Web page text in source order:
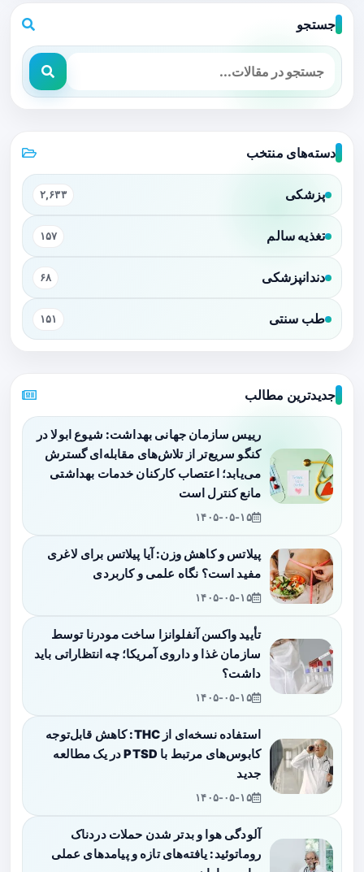
جستجو
دسته‌های منتخب
پزشکی ۲,۶۳۳
تغذیه سالم ۱۵۷
دندانپزشکی ۶۸
طب سنتی ۱۵۱
جدیدترین مطالب
رییس سازمان جهانی بهداشت: شیوع ابولا در
کنگو سریع‌تر از تلاش‌های مقابله‌ای گسترش
می‌یابد؛ اعتصاب کارکنان خدمات بهداشتی
مانع کنترل است
۱۴۰۵-۰۵-۱۵
پیلاتس و کاهش وزن: آیا پیلاتس برای لاغری
مفید است؟ نگاه علمی و کاربردی
۱۴۰۵-۰۵-۱۵
تأیید واکسن آنفلوانزا ساخت مودرنا توسط
سازمان غذا و داروی آمریکا؛ چه انتظاراتی باید
داشت؟
۱۴۰۵-۰۵-۱۵
استفاده نسخه‌ای از THC: کاهش قابل‌توجه
کابوس‌های مرتبط با PTSD در یک مطالعه
جدید
۱۴۰۵-۰۵-۱۵
آلودگی هوا و بدتر شدن حملات دردناک
روماتوئید: یافته‌های تازه و پیامدهای عملی